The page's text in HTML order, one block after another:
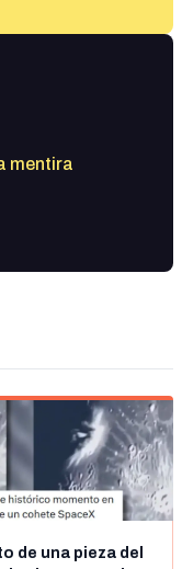
mentira
de una pieza del